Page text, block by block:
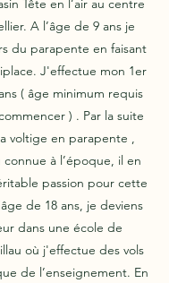
Tête en l’air au centre
A l’âge de 9 ans je
du parapente en faisant
J'effectue mon 1er
( âge minimum requis
) . Par la suite
voltige en parapente ,
à l’époque, il en
passion pour cette
de 18 ans, je deviens
dans une école de
où j'effectue des vols
de l’enseignement. En